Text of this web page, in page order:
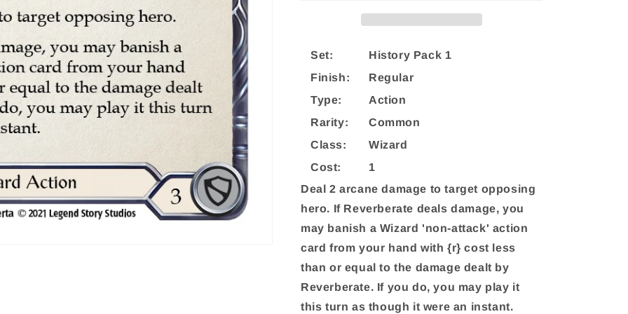
Set:
History Pack 1
Finish:
Regular
Type:
Action
Rarity:
Common
Class:
Wizard
Cost:
1
Deal 2 arcane damage to target opposing
hero. If Reverberate deals damage, you
may banish a Wizard 'non-attack' action
card from your hand with {r} cost less
than or equal to the damage dealt by
Reverberate. If you do, you may play it
this turn as though it were an instant.